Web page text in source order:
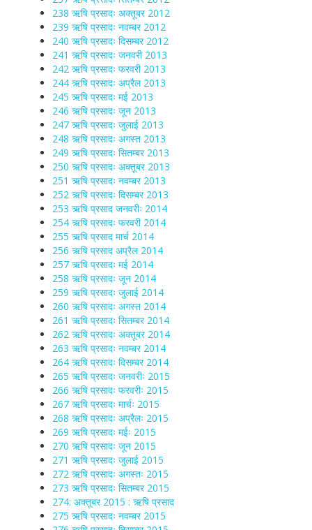
238 ऋषि प्रसादः अक्तूबर 2012
239 ऋषि प्रसादः नवम्बर 2012
240 ऋषि प्रसादः दिसम्बर 2012
241 ऋषि प्रसादः जनवरी 2013
242 ऋषि प्रसादः फरवरी 2013
244 ऋषि प्रसादः अप्रैल 2013
245 ऋषि प्रसादः मई 2013
246 ऋषि प्रसादः जून 2013
247 ऋषि प्रसादः जुलाई 2013
248 ऋषि प्रसादः अगस्त 2013
249 ऋषि प्रसादः सितम्बर 2013
250 ऋषि प्रसादः अक्तूबर 2013
251 ऋषि प्रसादः नवम्बर 2013
252 ऋषि प्रसादः दिसम्बर 2013
253 ऋषि प्रसाद जनवरीः 2014
254 ऋषि प्रसादः फरवरी 2014
255 ऋषि प्रसाद मार्च 2014
256 ऋषि प्रसाद अप्रैल 2014
257 ऋषि प्रसादः मई 2014
258 ऋषि प्रसादः जून 2014
259 ऋषि प्रसादः जुलाई 2014
260 ऋषि प्रसादः अगस्त 2014
261 ऋषि प्रसादः सितम्बर 2014
262 ऋषि प्रसादः अक्तूबर 2014
263 ऋषि प्रसादः नवम्बर 2014
264 ऋषि प्रसादः दिसम्बर 2014
265 ऋषि प्रसादः जनवरीः 2015
266 ऋषि प्रसादः फरवरीः 2015
267 ऋषि प्रसादः मार्चः 2015
268 ऋषि प्रसादः अप्रैलः 2015
269 ऋषि प्रसादः मईः 2015
270 ऋषि प्रसादः जून 2015
271 ऋषि प्रसादः जुलाई 2015
272 ऋषि प्रसादः अगस्तः 2015
273 ऋषि प्रसादः सितम्बर 2015
274: अक्तूबर 2015 : ऋषि प्रसाद
275 ऋषि प्रसादः नवम्बर 2015